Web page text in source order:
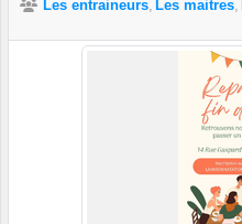
Les entraineurs Les maitres